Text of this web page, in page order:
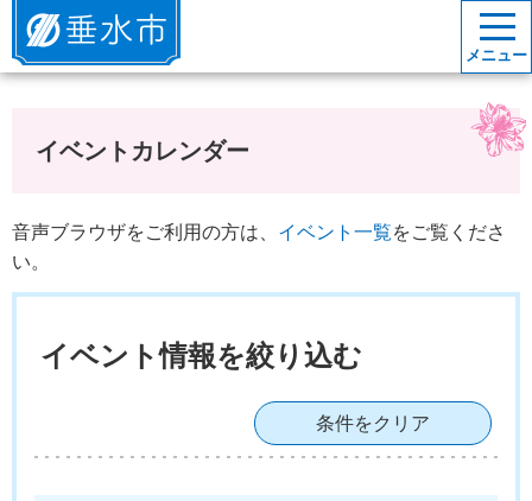
垂水市
メニュー
イベントカレンダー
音声ブラウザをご利用の方は、 イベント一覧をご覧くださ
い。
イベント情報を絞り込む
条件をクリア